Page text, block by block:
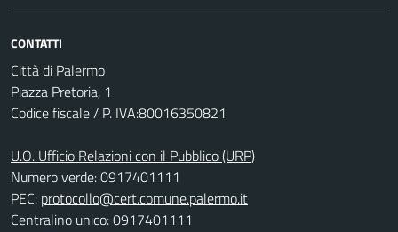
CONTATTI
Città di Palermo
Piazza Pretoria, 1
Codice fiscale / P. IVA:80016350821
U.O. Ufficio Relazioni con il Pubblico (URP)
Numero verde: 0917401111
PEC: protocollo@cert.comune.palermo.it
Centralino unico: 0917401111